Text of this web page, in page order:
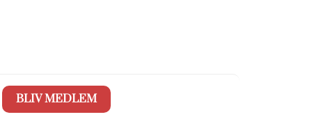
BLIV MEDLEM